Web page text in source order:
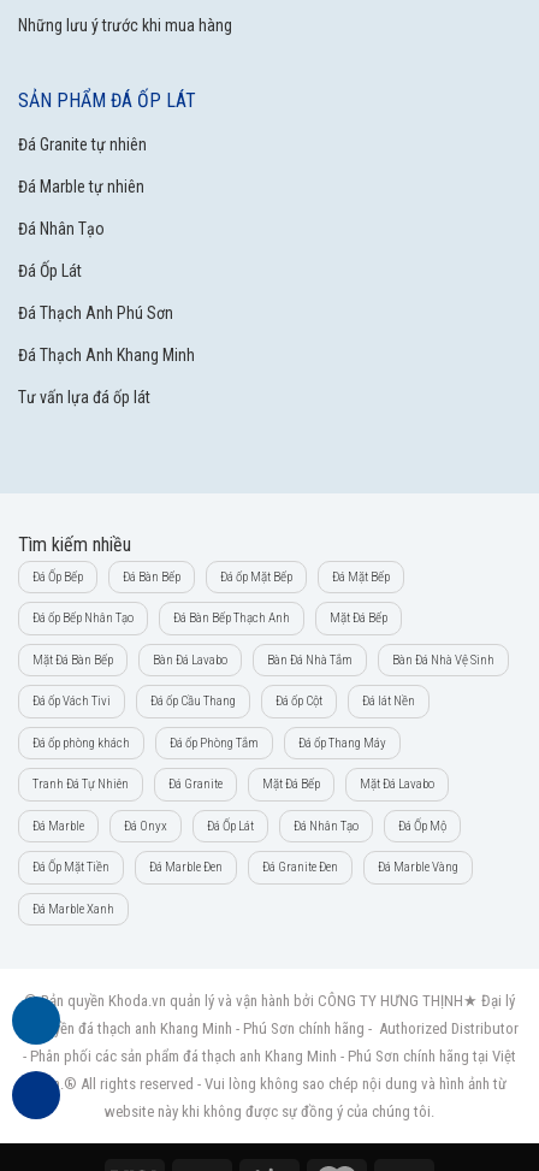
Những lưu ý trước khi mua hàng
SẢN PHẨM ĐÁ ỐP LÁT
Đá Granite tự nhiên
Đá Marble tự nhiên
Đá Nhân Tạo
Đá Ốp Lát
Đá Thạch Anh Phú Sơn
Đá Thạch Anh Khang Minh
Tư vấn lựa đá ốp lát
Tìm kiếm nhiều
Đá Ốp Bếp Đá Bàn Bếp Đá ốp Mặt Bếp Đá Mặt Bếp
Đá ốp Bếp Nhân Tạo Đá Bàn Bếp Thạch Anh Mặt Đá Bếp
Mặt Đá Bàn Bếp Bàn Đá Lavabo Bàn Đá Nhà Tắm Bàn Đá Nhà Vệ Sinh
Đá ốp Vách Tivi Đá ốp Cầu Thang Đá ốp Cột Đá lát Nền
Đá ốp phòng khách Đá ốp Phòng Tắm Đá ốp Thang Máy
Tranh Đá Tự Nhiên Đá Granite Mặt Đá Bếp Mặt Đá Lavabo
Đá Marble Đá Onyx Đá Ốp Lát Đá Nhân Tạo Đá Ốp Mộ
Đá Ốp Mặt Tiền Đá Marble Đen Đá Granite Đen Đá Marble Vàng
Đá Marble Xanh
© Bản quyền Khoda.vn quản lý và vận hành bởi CÔNG TY HƯNG THỊNH★ Đại lý
ủy quyền đá thạch anh Khang Minh - Phú Sơn chính hãng - Authorized Distributor
- Phân phối các sản phẩm đá thạch anh Khang Minh - Phú Sơn chính hãng tại Việt
Nam.® All rights reserved - Vui lòng không sao chép nội dung và hình ảnh từ
website này khi không được sự đồng ý của chúng tôi.